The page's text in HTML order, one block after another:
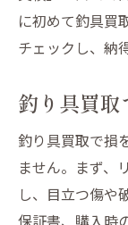
に初めて釣具買
チェックし、納
釣り具買
釣り具買取で損
ません。まず、
し、目立つ傷や
保証書、購入時